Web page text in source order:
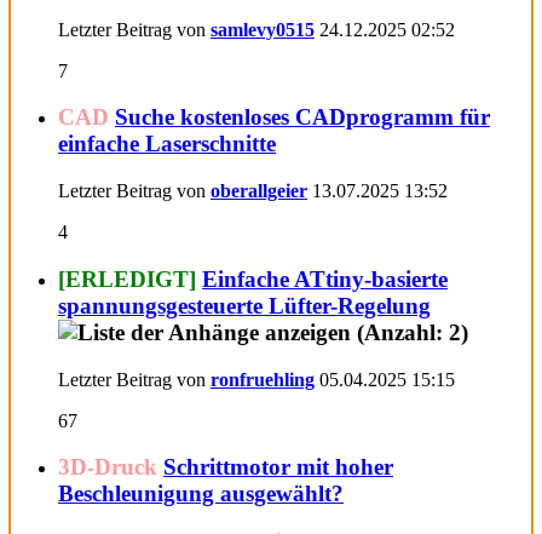
Letzter Beitrag von samlevy0515 24.12.2025 02:52
7
CAD Suche kostenloses CADprogramm für
einfache Laserschnitte
Letzter Beitrag von oberallgeier 13.07.2025 13:52
4
[ERLEDIGT] Einfache ATtiny-basierte
spannungsgesteuerte Lüfter-Regelung
Letzter Beitrag von ronfruehling 05.04.2025 15:15
67
3D-Druck Schrittmotor mit hoher
Beschleunigung ausgewählt?